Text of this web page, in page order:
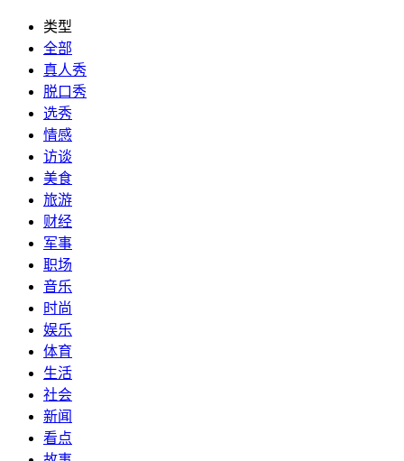
类型
全部
真人秀
脱口秀
选秀
情感
访谈
美食
旅游
财经
军事
职场
音乐
时尚
娱乐
体育
生活
社会
新闻
看点